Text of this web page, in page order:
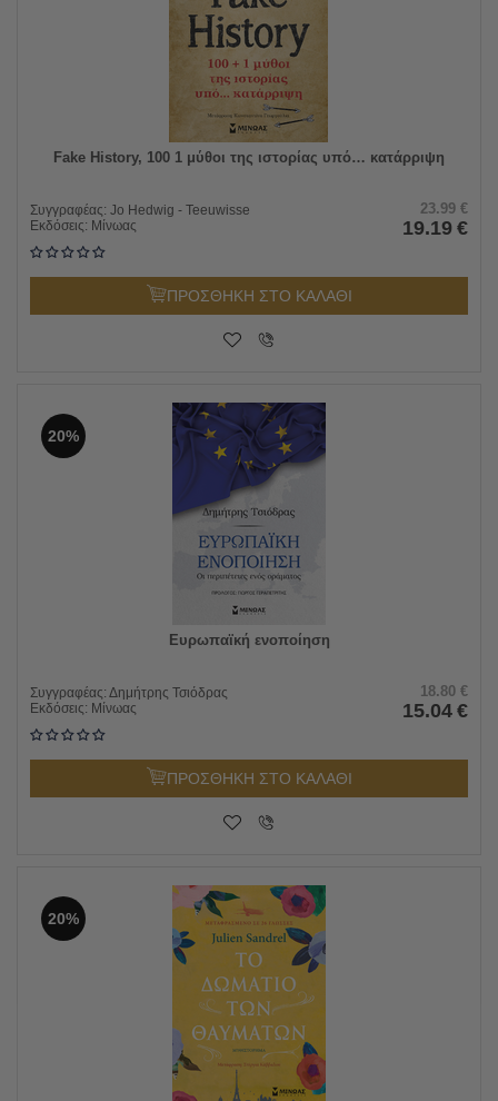
Fake History, 100 1 μύθοι της ιστορίας υπό… κατάρριψη
Συγγραφέας: Jo Hedwig - Teeuwisse
Εκδόσεις: Μίνωας
23.99 €
19.19 €
ΠΡΟΣΘΗΚΗ ΣΤΟ ΚΑΛΑΘΙ
20%
Ευρωπαϊκή ενοποίηση
Συγγραφέας: Δημήτρης Τσιόδρας
Εκδόσεις: Μίνωας
18.80 €
15.04 €
ΠΡΟΣΘΗΚΗ ΣΤΟ ΚΑΛΑΘΙ
20%